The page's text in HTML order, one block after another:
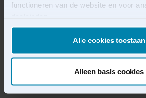
functioneren van de website en voor
U kunt uw toestemming voor het
ieder moment intrekken via de
Voor verwerkingen die zijn gebaseerd
Alle cookies toestaan
Alleen basis cookies
NEN 7541: Waarom deze norm twee
Samen werken aan samenhang
EGIZ is niet sexy, maar wel spannend